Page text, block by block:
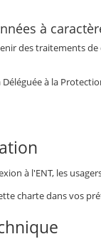
à
des traitements de
à la
à l'ENT, les
charte dans vos